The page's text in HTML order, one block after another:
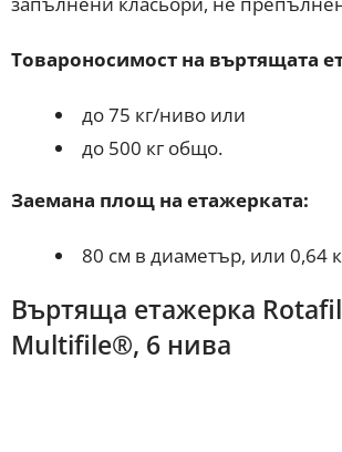
Товароносимост на въртящата
до 75 кг/ниво или
до 500 кг общо.
Заемана площ на етажерката:
80 см в диаметър, или 0,64
Въртяща етажерка
Multifile®, 6 нива